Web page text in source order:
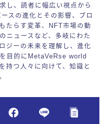
し、読者に幅広い視点から
スの進化とその影響、ブロ
たらす変革、NFT市場の動
ニュースなど、多岐にわた
ジーの未来を理解し、進化
目的にMetaVeRse world
持つ人々に向けて、知識と